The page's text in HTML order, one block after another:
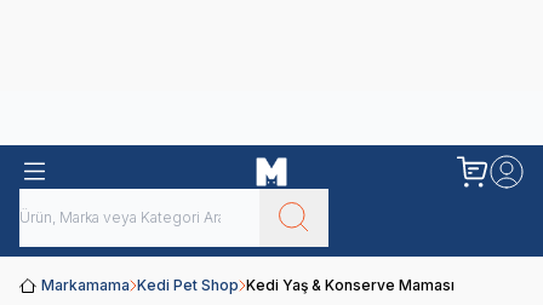
Markamama Kedi Pet Shop Kedi Yaş & Konserve Maması